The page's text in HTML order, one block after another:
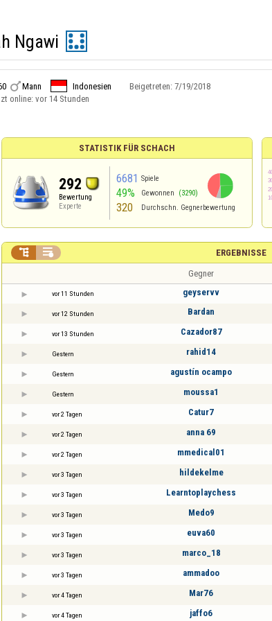
Ngawi
Mann Indonesien Beigetreten: 7/19/2018
online: vor 14 Stunden
STATISTIK FÜR SCHACH
292
Bewertung
Experte
6681 Spiele
49% Gewonnen (3290)
320 Durchschn. Gegnerbewertung
ERGEBNISSE
 
Gegner
vor 11 Stunden geyservv
vor 12 Stunden Bardan
vor 13 Stunden Cazador87
Gestern rahid14
Gestern agustín ocampo
Gestern moussa1
vor 2 Tagen Catur7
vor 2 Tagen anna 69
vor 2 Tagen mmedical01
vor 3 Tagen hildekelme
vor 3 Tagen Learntoplaychess
vor 3 Tagen Medo9
vor 3 Tagen euva60
vor 3 Tagen marco_18
vor 3 Tagen ammadoo
vor 4 Tagen Mar76
vor 4 Tagen jaffo6